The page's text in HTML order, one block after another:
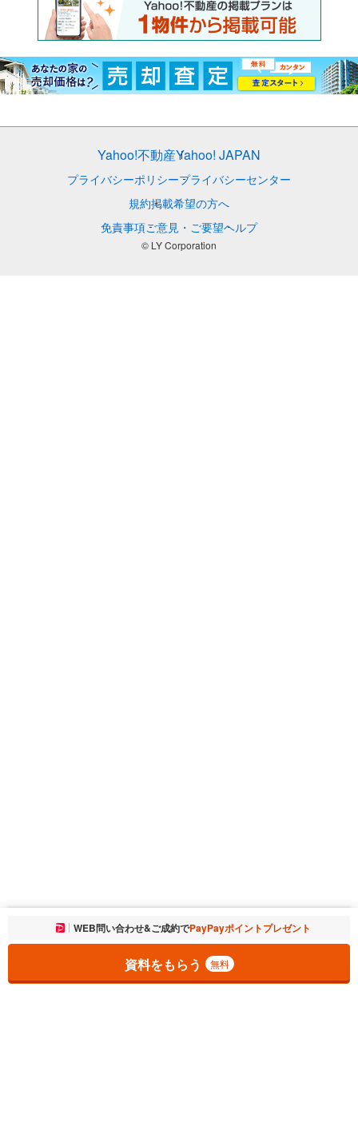
お気に入りに追加しました。 一覧を開く
WEB問い合わせ&ご成約でPayPayポイントプレゼント
資料をもらう 無料
Yahoo!不動産Yahoo! JAPAN
プライバシーポリシープライバシーセンター
規約掲載希望の方へ
免責事項ご意見・ご要望ヘルプ
© LY Corporation